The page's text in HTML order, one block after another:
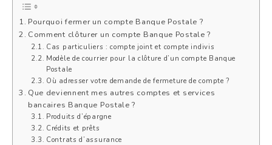
Pourquoi fermer un compte Banque Postale ?
Comment clôturer un compte Banque Postale ?
Cas particuliers : compte joint et compte indivis
Modèle de courrier pour la clôture d’un compte Banque
Postale
Où adresser votre demande de fermeture de compte ?
Que deviennent mes autres comptes et services
bancaires Banque Postale ?
Produits d’épargne
Crédits et prêts
Contrats d’assurance